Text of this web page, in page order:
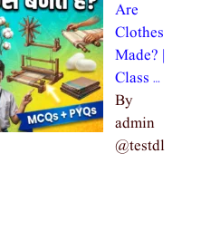
Are
Clothes
Made? |
Class …
By
admin
@testdl